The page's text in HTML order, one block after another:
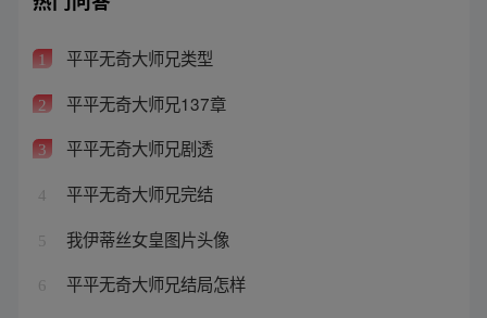
1 平平无奇大师兄类型
2 平平无奇大师兄137章
3 平平无奇大师兄剧透
4 平平无奇大师兄完结
5 我伊蒂丝女皇图片头像
6 平平无奇大师兄结局怎样